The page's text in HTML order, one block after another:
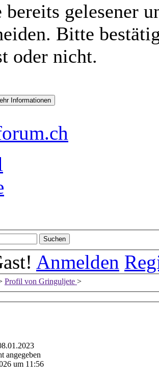
gelesener
Bitte
oder nicht.
Anmelden
Profil von Gringuljete >
angegeben
um 11:56